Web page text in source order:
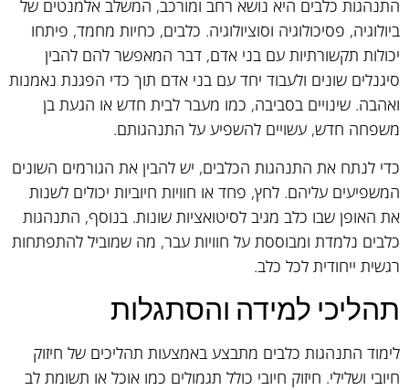
התנהגות כלבים היא נושא רחב ומורכב, המשלב אלמנטים של
ביולוגיה, פסיכולוגיה וסוציולוגיה. כלבים, כחיות מחמד, פיתחו
יכולות תקשורתיות עם בני אדם, דבר המאפשר להם להבין
סיגנלים שונים ולעבוד יחד עם בני אדם תוך כדי הפגנת נאמנות
ואהבה. שינויים בסביבה, כמו מעבר לבית חדש או הגעת בן
משפחה חדש, עשויים להשפיע על התנהגותם.
כדי לנתח את התנהגות הכלבים, יש להבין את הגורמים השונים
המשפיעים עליהם. לחץ, פחד או חוויות חיוביות יכולים לשנות
את האופן שבו כלב מגיב לסיטואציות שונות. בנוסף, התנהגות
כלבים נלמדת ומבוססת על חוויות עבר, מה שמוביל להתפתחות
רגשית ייחודית לכל כלב.
תהליכי למידה והסתגלות
לימוד התנהגות כלבים מתבצע באמצעות תהליכים של חיזוק
חיובי ושלילי. חיזוק חיובי כולל תגמולים כמו אוכל או תשומת לב